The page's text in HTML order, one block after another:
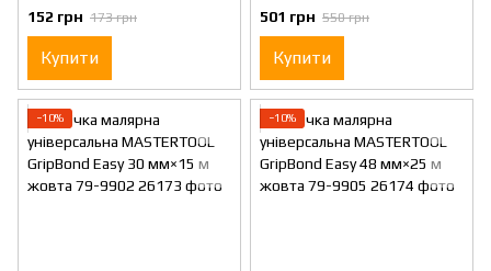
10 шт червона 44-9210
152 грн 173 грн
Купити
10 шт чорна 44-9120
501 грн 550 грн
Купити
−10% −10%